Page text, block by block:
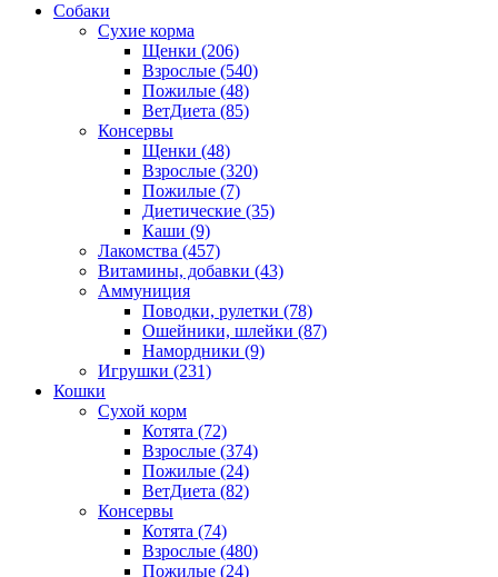
Собаки
Сухие корма
Щенки (206)
Взрослые (540)
Пожилые (48)
ВетДиета (85)
Консервы
Щенки (48)
Взрослые (320)
Пожилые (7)
Диетические (35)
Каши (9)
Лакомства (457)
Витамины, добавки (43)
Аммуниция
Поводки, рулетки (78)
Ошейники, шлейки (87)
Намордники (9)
Игрушки (231)
Кошки
Сухой корм
Котята (72)
Взрослые (374)
Пожилые (24)
ВетДиета (82)
Консервы
Котята (74)
Взрослые (480)
Пожилые (24)